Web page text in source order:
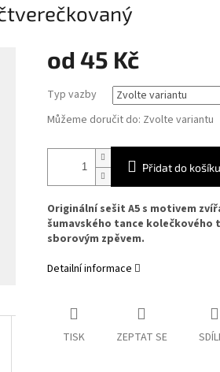
čtverečkovaný
od 45 Kč
cena:
Typ vazby
Můžeme doručit do: Zvolte variantu
Přidat do košíku
Originální sešit A5 s motivem
šumavského tance kolečkového
sborovým zpěvem.
Detailní informace
TISK ZEPTAT SE